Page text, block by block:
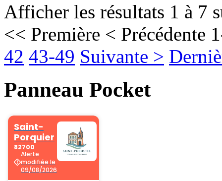
Afficher les résultats 1 à 7
<< Première < Précédente
42 43-49 Suivante >
Panneau Pocket